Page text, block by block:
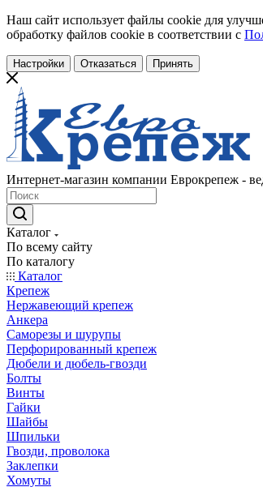
Наш сайт использует файлы cookie для
обработку файлов cookie в соответствии с
Настройки Отказаться Принять
Интернет-магазин компании Еврокрепеж -
Каталог
По всему сайту
По каталогу
Каталог
Крепеж
Нержавеющий крепеж
Анкера
Саморезы и шурупы
Перфорированный крепеж
Дюбели и дюбель-гвозди
Болты
Винты
Гайки
Шайбы
Шпильки
Гвозди, проволока
Заклепки
Хомуты